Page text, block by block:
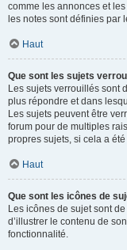
comme les annonces et
les notes sont définies par
Haut
Que sont les sujets
Les sujets verrouillés sont
plus répondre et dans
Les sujets peuvent être
forum pour de multiples
propres sujets, si cela a
Haut
Que sont les icônes de
Les icônes de sujet sont
d’illustrer le contenu de
fonctionnalité.